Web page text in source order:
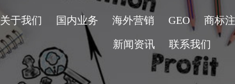
关于我们 国内业务 海外营销 GEO 商标
新闻资讯 联系我们